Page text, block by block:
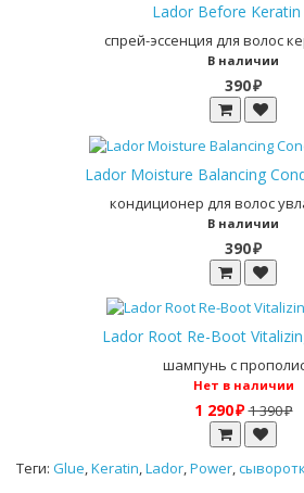
Lador Before Keratin
спрей-эссенция для волос
В наличии
390 ₽
Lador Moisture Balancing
кондиционер для волос
В наличии
390 ₽
Lador Root Re-Boot
шампунь с
Нет в наличии
1 290 ₽ 1 390 ₽
Теги: Glue,Keratin,Lador,Power,